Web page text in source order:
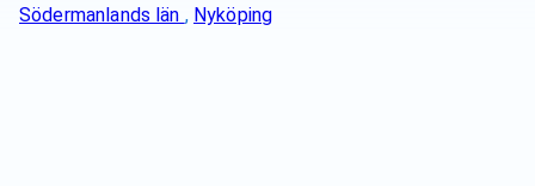
Södermanlands län , Nyköping